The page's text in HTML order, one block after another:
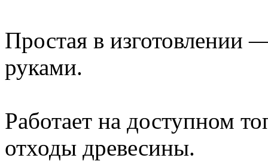
Простая в изготовлении
руками.
Работает на доступном
отходы древесины.